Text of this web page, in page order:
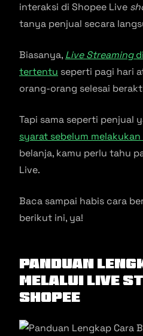
interaksi di Shopee Live
tanya penjual secara
Biasanya, Live Streaming
tertentu seperti pagi hari
orang-orang selesai
Tapi sama seperti penjual
syarat sebelum
belanja, kamu perlu tahu
Live.
Baca sampai habis cara
berikut ini, ya!
Panduan
melalui Live
Shopee